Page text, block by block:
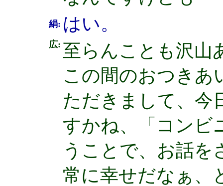
絹: はい。
広: 至らんことも沢山
この間のおつきあ
ただきまして、今
すかね、「コンビ
うことで、お話を
常に幸せだなぁ、